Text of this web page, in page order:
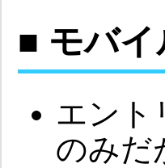
■ モバ
エント
のみだ